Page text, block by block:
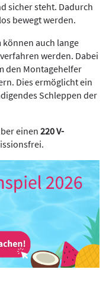
sicher steht. Dadurch
bewegt werden.
auch lange
werden. Dabei
den Montagehelfer
Dies ermöglicht ein
Schleppen der
einen 220 V-